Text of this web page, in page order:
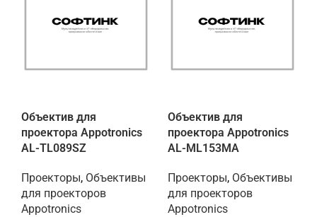
Объектив для
проектора Appotronics
AL-TL089SZ
Проекторы, Объективы
для проекторов
Appotronics
Объектив для
проектора Appotronics
AL-ML153MA
Проекторы, Объективы
для проекторов
Appotronics